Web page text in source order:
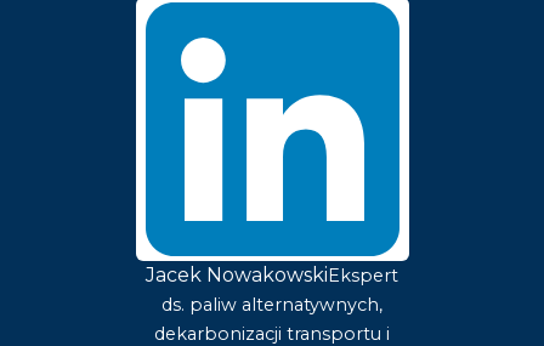
Jacek NowakowskiEkspert
ds. paliw alternatywnych,
dekarbonizacji transportu i